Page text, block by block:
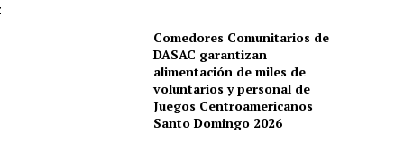
Comedores Comunitarios de
DASAC garantizan
alimentación de miles de
voluntarios y personal de
Juegos Centroamericanos
Santo Domingo 2026